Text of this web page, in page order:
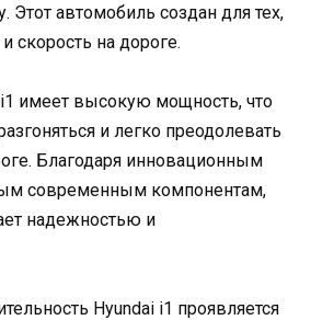
Этот автомобиль создан для тех,
скорость на дороге.
i1 имеет высокую мощность, что
и легко преодолевать
Благодаря инновационным
современным компонентам,
надежностью и
Hyundai i1 проявляется